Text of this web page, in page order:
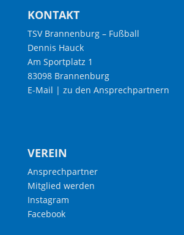
KONTAKT
TSV Brannenburg – Fußball
Dennis Hauck
Am Sportplatz 1
83098 Brannenburg
E-Mail | zu den Ansprechpartnern
VEREIN
Ansprechpartner
Mitglied werden
Instagram
Facebook